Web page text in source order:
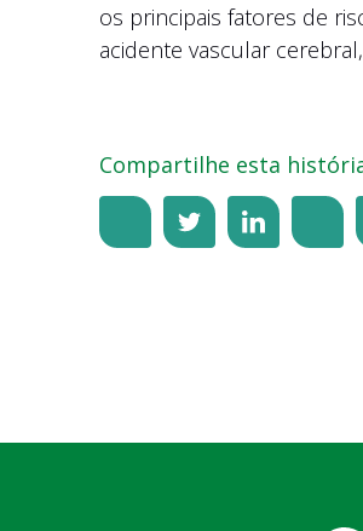
os principais fatores de
acidente vascular
Compartilhe esta